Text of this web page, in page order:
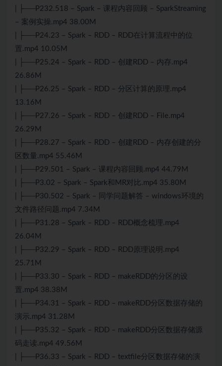
| ├──P232.518 – Spark – 课程内容回顾 – SparkStreaming
– 案例实操.mp4 38.00M
| ├──P24.23 – Spark – RDD – RDD在计算流程中的位
置.mp4 10.05M
| ├──P25.24 – Spark – RDD – 创建RDD – 内存.mp4
26.86M
| ├──P26.25 – Spark – RDD – 分区计算的原理.mp4
13.16M
| ├──P27.26 – Spark – RDD – 创建RDD – File.mp4
26.29M
| ├──P28.27 – Spark – RDD – 创建RDD – 内存创建的分
区数量.mp4 55.46M
| ├──P29.501 – Spark – 课程内容回顾.mp4 44.79M
| ├──P3.02 – Spark – Spark和MR对比.mp4 35.80M
| ├──P30.502 – Spark – 同学问题解答 – windows环境的
文件路径问题.mp4 7.34M
| ├──P31.28 – Spark – RDD – RDD概念梳理.mp4
26.04M
| ├──P32.29 – Spark – RDD – RDD原理说明.mp4
25.71M
| ├──P33.30 – Spark – RDD – makeRDD的分区的设
置.mp4 38.38M
| ├──P34.31 – Spark – RDD – makeRDD分区数据存储的
演示.mp4 31.28M
| ├──P35.32 – Spark – RDD – makeRDD分区数据存储源
码走读.mp4 49.56M
| ├──P36.33 – Spark – RDD – textfile分区数据存储的演